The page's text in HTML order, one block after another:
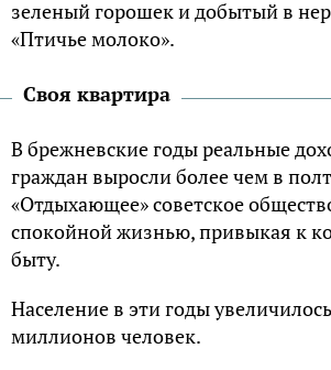
зеленый горошек и добытый в
«Птичье молоко».
Своя квартира
В брежневские годы реальные
граждан выросли более чем в
«Отдыхающее» советское
спокойной жизнью, привыкая к
быту.
Население в эти годы
миллионов человек.